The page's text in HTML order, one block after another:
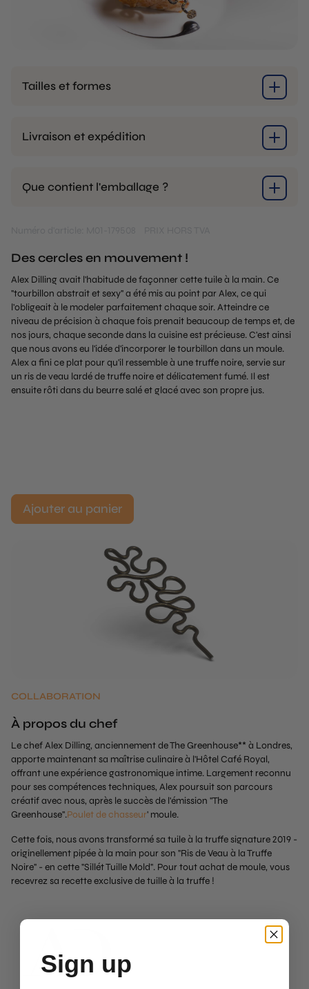
Tailles et formes
Livraison et expédition
Que contient l'emballage ?
Des cercles en mouvement !
Alex Dilling avait l'habitude de façonner cette tuile à la main. Ce
"tourbillon abstrait et sexy" a été mis au point par Alex, ce qui
l'obligeait à le modeler parfaitement chaque soir. Atteindre ce
niveau de précision à chaque fois prenait beaucoup de temps et, de
nos jours, chaque seconde dans la cuisine est précieuse. C'est ainsi
que nous avons eu l'idée d'incorporer le tourbillon dans un moule.
Alex a fini ce plat pour qu'il ressemble à une truffe noire, servie sur
un ris de veau lardé de truffe noire et délicatement fumé. Il est
ensuite rôti dans du beurre salé et glacé avec son propre jus.
Ajouter au panier
COLLABORATION
À propos du chef
Le chef Alex Dilling, anciennement de The Greenhouse** à Londres,
apporte maintenant sa maîtrise culinaire à l'Hôtel Café Royal,
offrant une expérience gastronomique intime. Largement reconnu
pour ses compétences techniques, Alex poursuit son parcours
créatif avec nous, après le succès de l'émission ''The
Greenhouse''.Poulet de chasseur' moule.
Cette fois, nous avons transformé sa tuile à la truffe signature 2019 -
originellement pipée à la main pour son "Ris de Veau à la Truffe
Noire" - en cette "Sillét Tuille Mold". Pour tout achat de moule, vous
recevrez sa recette exclusive de tuille à la truffe !
Sign up